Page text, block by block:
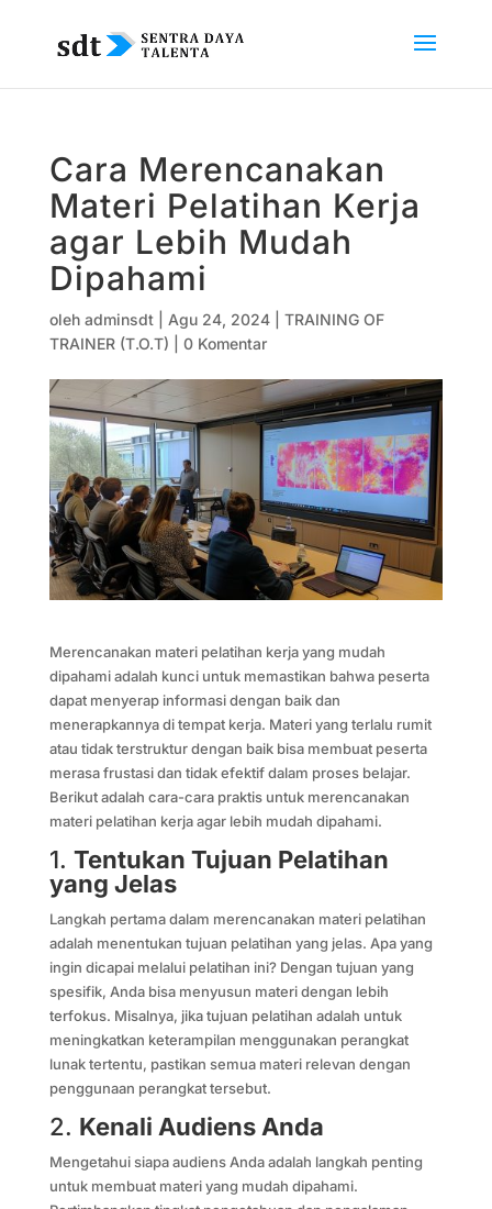
Cara Merencanakan
Materi Pelatihan Kerja
agar Lebih Mudah
Dipahami
oleh adminsdt| Agu 24, 2024| TRAINING OF
TRAINER (T.O.T)
0 Komentar
Merencanakan materi pelatihan kerja yang mudah
dipahami adalah kunci untuk memastikan bahwa peserta
dapat menyerap informasi dengan baik dan
menerapkannya di tempat kerja. Materi yang terlalu rumit
atau tidak terstruktur dengan baik bisa membuat peserta
merasa frustasi dan tidak efektif dalam proses belajar.
Berikut adalah cara-cara praktis untuk merencanakan
materi pelatihan kerja agar lebih mudah dipahami.
1. Tentukan Tujuan Pelatihan
yang Jelas
Langkah pertama dalam merencanakan materi pelatihan
adalah menentukan tujuan pelatihan yang jelas. Apa yang
ingin dicapai melalui pelatihan ini? Dengan tujuan yang
spesifik, Anda bisa menyusun materi dengan lebih
terfokus. Misalnya, jika tujuan pelatihan adalah untuk
meningkatkan keterampilan menggunakan perangkat
lunak tertentu, pastikan semua materi relevan dengan
penggunaan perangkat tersebut.
2. Kenali Audiens Anda
Mengetahui siapa audiens Anda adalah langkah penting
untuk membuat materi yang mudah dipahami.